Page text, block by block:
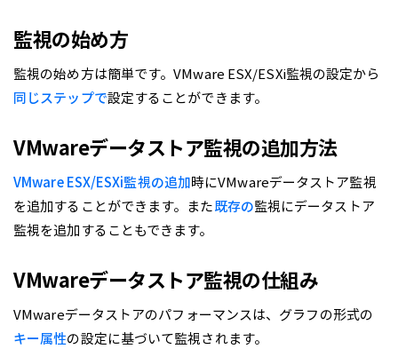
監視の始め方
監視の始め方は簡単です。VMware ESX/ESXi監視の設定から
同じステップで設定することができます。
VMwareデータストア監視の追加方法
VMware ESX/ESXi監視の追加時にVMwareデータストア監視
を追加することができます。また既存の監視にデータストア
監視を追加することもできます。
VMwareデータストア監視の仕組み
VMwareデータストアのパフォーマンスは、グラフの形式の
キー属性の設定に基づいて監視されます。